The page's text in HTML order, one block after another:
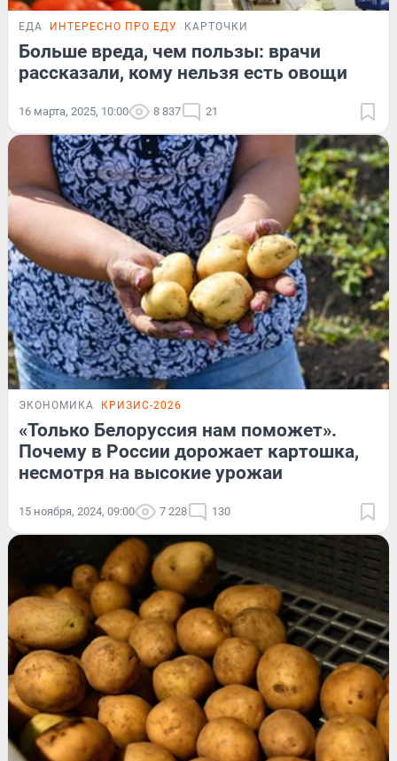
ЕДА ИНТЕРЕСНО ПРО ЕДУ КАРТОЧКИ
Больше вреда, чем пользы: врачи
рассказали, кому нельзя есть овощи
16 марта, 2025, 10:00 8 837 21
ЭКОНОМИКА КРИЗИС-2026
«Только Белоруссия нам поможет».
Почему в России дорожает картошка,
несмотря на высокие урожаи
15 ноября, 2024, 09:00 7 228 130